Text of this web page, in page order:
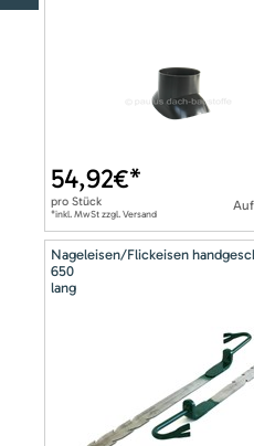
54,92€*
pro Stück
*inkl. MwSt zzgl. Versand
Nageleisen/Flickeisen
650
lang